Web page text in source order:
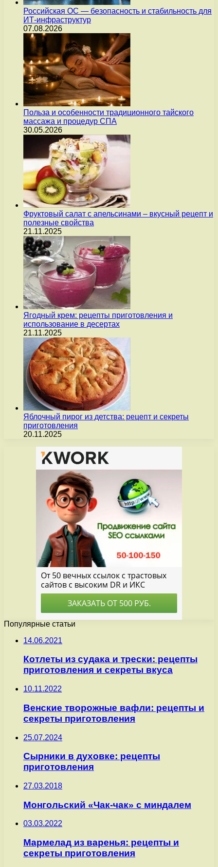
Российская ОС — безопасность и стабильность для
ИТ-инфраструктур
07.08.2026
Польза и особенности традиционного тайского
массажа и процедур СПА
30.05.2026
Фруктовый салат с апельсинами – вкусный рецепт и
полезные свойства
21.11.2025
Ягодный крем: рецепты приготовления и
использование в десертах
21.11.2025
Яблочный пирог из детства: рецепт и секреты
приготовления
20.11.2025
Популярные статьи
14.06.2021
Котлеты из судака и трески: рецепты
приготовления и секреты вкуса
10.11.2022
Венские творожные вафли: рецепты и
секреты приготовления
25.07.2024
Сырники в духовке: рецепты
приготовления
27.03.2018
Монгольский «Чак-чак» с миндалем
03.03.2022
Мармелад из варенья: рецепты и
секреты приготовления